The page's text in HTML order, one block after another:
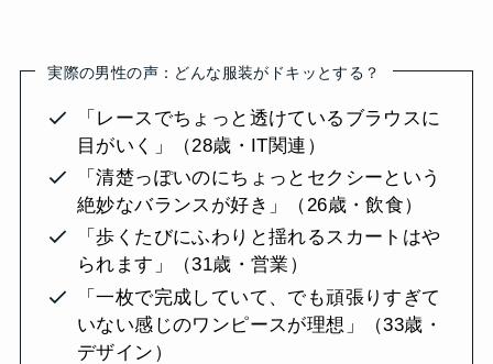
実際の男性の声：どんな服装がドキッとする？
「レースでちょっと透けているブラウスに
目がいく」（28歳・IT関連）
「清楚っぽいのにちょっとセクシーという
絶妙なバランスが好き」（26歳・飲食）
「歩くたびにふわりと揺れるスカートはや
られます」（31歳・営業）
「一枚で完成していて、でも頑張りすぎて
いない感じのワンピースが理想」（33歳・
デザイン）